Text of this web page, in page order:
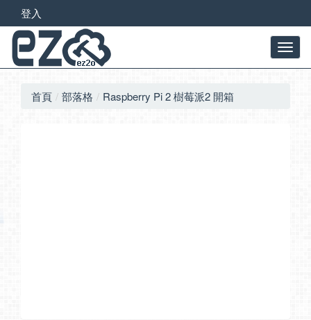
登入
首頁 部落格 Raspberry Pi 2 樹莓派2 開箱